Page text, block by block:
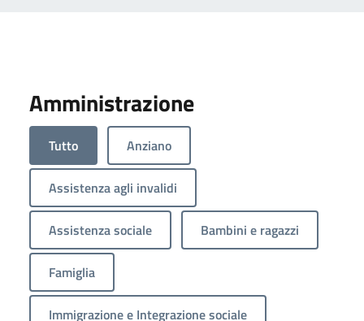
Amministrazione
Tutto Anziano
Assistenza agli invalidi
Assistenza sociale Bambini e ragazzi
Famiglia
Immigrazione e Integrazione sociale